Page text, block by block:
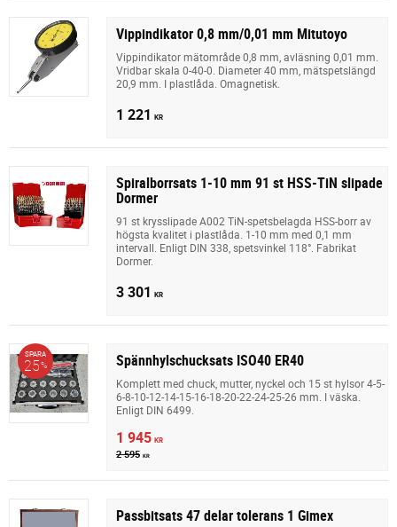
Vippindikator 0,8 mm/0,01 mm Mitutoyo
Vippindikator mätområde 0,8 mm, avläsning 0,01 mm.
Vridbar skala 0-40-0. Diameter 40 mm, mätspetslängd
20,9 mm. I plastlåda. Omagnetisk.
1 221 KR
Spiralborrsats 1-10 mm 91 st HSS-TiN slipade
Dormer
91 st krysslipade A002 TiN-spetsbelagda HSS-borr av
högsta kvalitet i plastlåda. 1-10 mm med 0,1 mm
intervall. Enligt DIN 338, spetsvinkel 118°. Fabrikat
Dormer.
3 301 KR
Spännhylschucksats ISO40 ER40
Komplett med chuck, mutter, nyckel och 15 st hylsor 4-5-
6-8-10-12-14-15-16-18-20-22-24-25-26 mm. I väska.
Enligt DIN 6499.
1 945 KR
2 595 KR
SPARA
25%
Passbitsats 47 delar tolerans 1 Gimex